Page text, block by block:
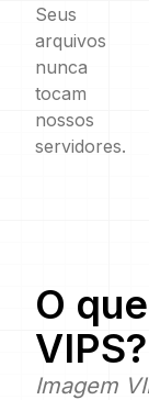
Seus
arquivos
nunca
tocam
nossos
servidores.
O
VIPS?
Imagem